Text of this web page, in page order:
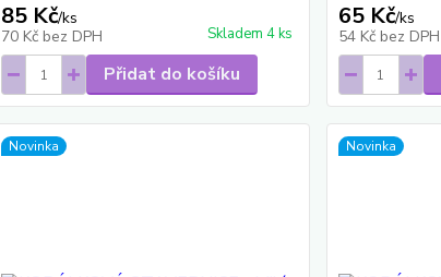
85 Kč/ks
70 Kč bez DPH Skladem 4 ks
Přidat do košíku
65 Kč/ks
54 Kč bez DPH
Novinka Novinka